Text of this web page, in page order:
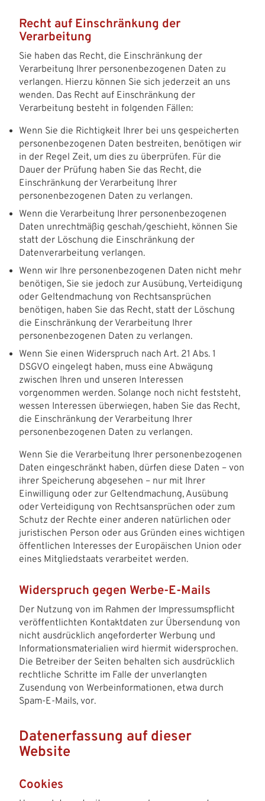
Recht auf Einschränkung der
Verarbeitung
Sie haben das Recht, die Einschränkung der
Verarbeitung Ihrer personenbezogenen Daten zu
verlangen. Hierzu können Sie sich jederzeit an uns
wenden. Das Recht auf Einschränkung der
Verarbeitung besteht in folgenden Fällen:
Wenn Sie die Richtigkeit Ihrer bei uns gespeicherten
personenbezogenen Daten bestreiten, benötigen wir
in der Regel Zeit, um dies zu überprüfen. Für die
Dauer der Prüfung haben Sie das Recht, die
Einschränkung der Verarbeitung Ihrer
personenbezogenen Daten zu verlangen.
Wenn die Verarbeitung Ihrer personenbezogenen
Daten unrechtmäßig geschah/geschieht, können Sie
statt der Löschung die Einschränkung der
Datenverarbeitung verlangen.
Wenn wir Ihre personenbezogenen Daten nicht mehr
benötigen, Sie sie jedoch zur Ausübung, Verteidigung
oder Geltendmachung von Rechtsansprüchen
benötigen, haben Sie das Recht, statt der Löschung
die Einschränkung der Verarbeitung Ihrer
personenbezogenen Daten zu verlangen.
Wenn Sie einen Widerspruch nach Art. 21 Abs. 1
DSGVO eingelegt haben, muss eine Abwägung
zwischen Ihren und unseren Interessen
vorgenommen werden. Solange noch nicht feststeht,
wessen Interessen überwiegen, haben Sie das Recht,
die Einschränkung der Verarbeitung Ihrer
personenbezogenen Daten zu verlangen.
Wenn Sie die Verarbeitung Ihrer personenbezogenen
Daten eingeschränkt haben, dürfen diese Daten – von
ihrer Speicherung abgesehen – nur mit Ihrer
Einwilligung oder zur Geltendmachung, Ausübung
oder Verteidigung von Rechtsansprüchen oder zum
Schutz der Rechte einer anderen natürlichen oder
juristischen Person oder aus Gründen eines wichtigen
öffentlichen Interesses der Europäischen Union oder
eines Mitgliedstaats verarbeitet werden.
Widerspruch gegen Werbe-E-Mails
Der Nutzung von im Rahmen der Impressumspflicht
veröffentlichten Kontaktdaten zur Übersendung von
nicht ausdrücklich angeforderter Werbung und
Informationsmaterialien wird hiermit widersprochen.
Die Betreiber der Seiten behalten sich ausdrücklich
rechtliche Schritte im Falle der unverlangten
Zusendung von Werbeinformationen, etwa durch
Spam-E-Mails, vor.
Datenerfassung auf dieser
Website
Cookies